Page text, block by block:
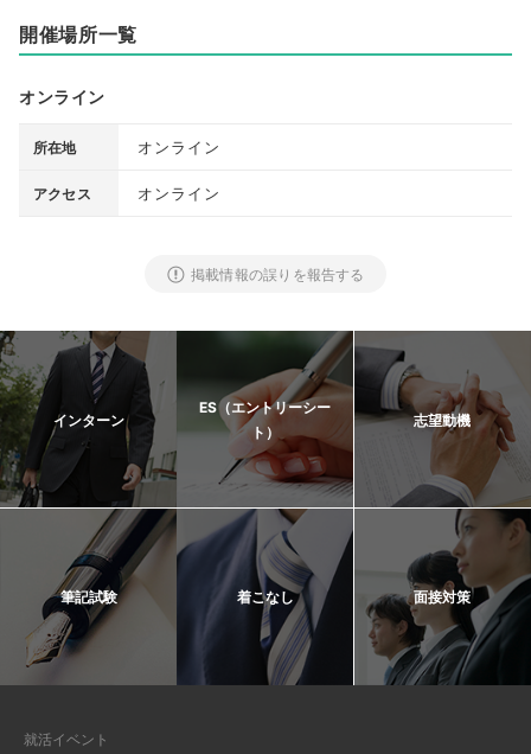
開催場所一覧
オンライン
所在地 オンライン
アクセス オンライン
掲載情報の誤りを報告する
インターン
ES（エントリーシー
ト）
志望動機
筆記試験 着こなし 面接対策
就活イベント